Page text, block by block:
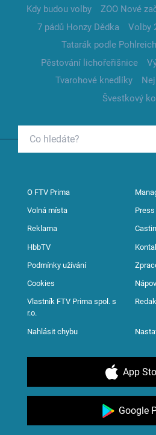
Kdy budou volby
ZOO Nové
7 pádů Honzy Dědka
Volby
Tatarák podle
Pěstování lichořeřišnice
Tvarohové knedlíky
Švestkový
O FTV Prima
Volná místa Press
Reklama
HbbTV
Podmínky užívání
Cookies
Vlastník FTV Prima spol. s
r.o.
Nahlásit chybu
App
Google